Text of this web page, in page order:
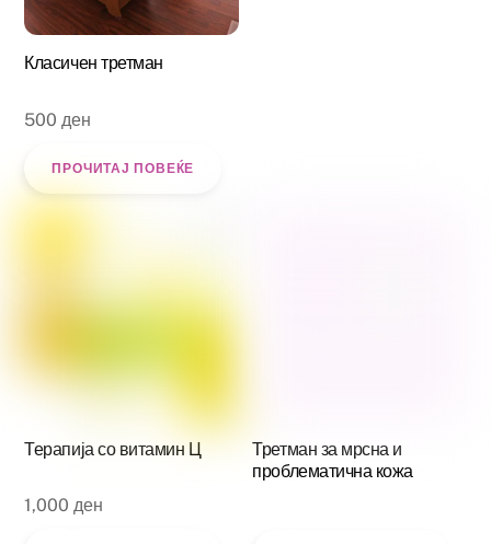
Класичен третман
500ден
ПРОЧИТАЈ ПОВЕЌЕ
Терапија со витамин Ц
1,000ден
Третман за мрсна и
проблематична кожа